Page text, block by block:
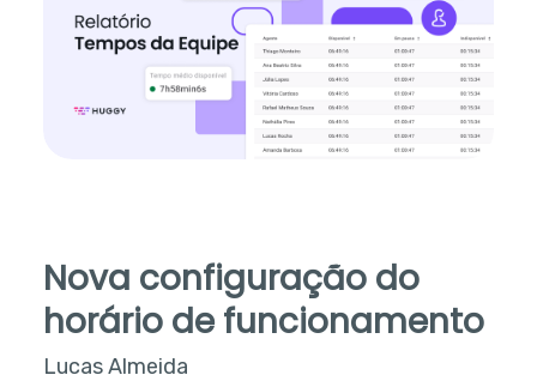
Nova configuração do
horário de funcionamento
Lucas Almeida